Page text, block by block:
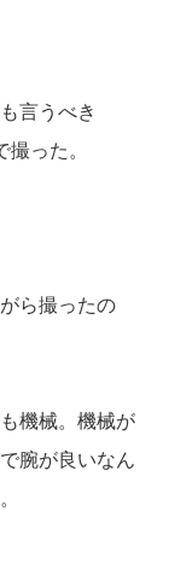
言うべき
った。
ら撮ったの
機械。機械が
腕が良いなん